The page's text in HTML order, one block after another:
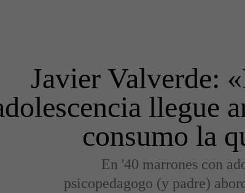
Javier Valverde:
llegue
consumo la
En '40 marrones con
psicopedagogo (y padre)